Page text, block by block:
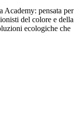
Academy: pensata per
del colore e della
ecologiche che